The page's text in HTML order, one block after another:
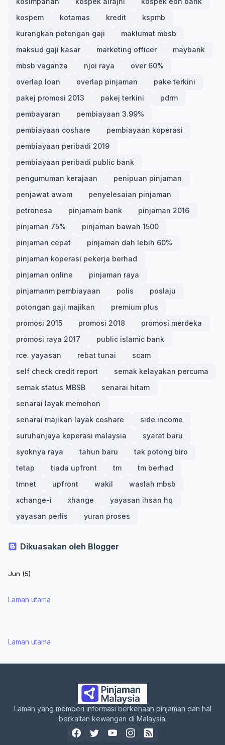
kospem
kotamas kredit
kspmb
kurangkan potongan gaji
maklumat mbsb
maksud gaji kasar
marketing officer
maybank
mbsb vaganza
njoi raya
over 60%
overlap loan
overlap pinjaman
pake terkini
pakej promosi 2013
pakej terkini
pdrm
pembayaran
pembiayaan 3.99%
pembiayaan coshare
pembiayaan koperasi
pembiayaan peribadi 2019
pembiayaan peribadi public bank
pengumuman kerajaan
penipuan pinjaman
penjawat awam
penyelesaian pinjaman
petronesa
pinjamam bank
pinjaman 2016
pinjaman 75%
pinjaman bawah 1500
pinjaman cepat
pinjaman dah lebih 60%
pinjaman koperasi pekerja berhad
pinjaman online
pinjaman raya
pinjamanm pembiayaan
polis
poslaju
potongan gaji majikan
premium plus
promosi 2015
promosi 2018
promosi merdeka
promosi raya 2017
public islamic bank
rce. yayasan
rebat tunai
scam
self check credit report
semak kelayakan percuma
semak status MBSB
senarai hitam
senarai layak memohon
senarai majikan layak coshare
side income
suruhanjaya koperasi malaysia
syarat baru
syoknya raya
tahun baru
tak potong biro
tetap
tiada upfront tm
tm berhad
tmnet
upfront wakil
waslah mbsb
xchange-i
xhange
yayasan ihsan hq
yayasan perlis
yuran proses
Dikuasakan oleh Blogger
Laman utama
Laman utama
Laman yang memberi informasi berkenaan pinjaman dan hal
berkaitan kewangan di Malaysia.